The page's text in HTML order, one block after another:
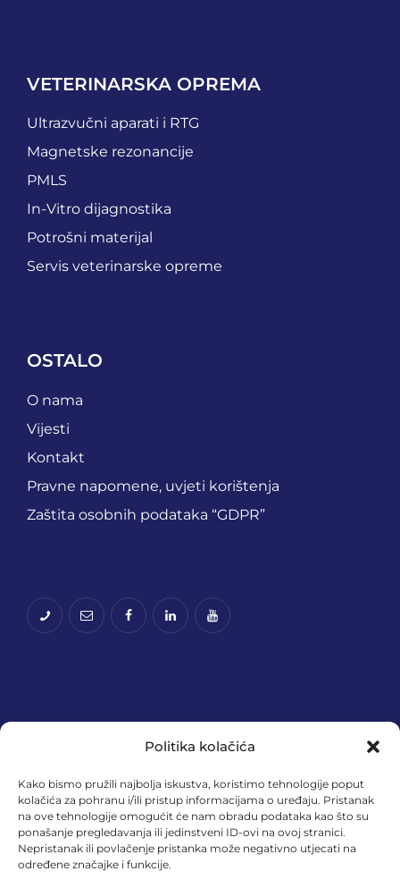
Politika kolačića
Kako bismo pružili najbolja iskustva, koristimo tehnologije poput
kolačića za pohranu i/ili pristup informacijama o uređaju. Pristanak
na ove tehnologije omogućit će nam obradu podataka kao što su
ponašanje pregledavanja ili jedinstveni ID-ovi na ovoj stranici.
Nepristanak ili povlačenje pristanka može negativno utjecati na
određene značajke i funkcije.
VETERINARSKA OPREMA
Ultrazvučni aparati i RTG
Magnetske rezonancije
PMLS
In-Vitro dijagnostika
Potrošni materijal
Servis veterinarske opreme
OSTALO
O nama
Vijesti
Kontakt
Pravne napomene, uvjeti korištenja
Zaštita osobnih podataka “GDPR”
Financira Europska unija – NextGenerationEU.
Izneseni stavovi i mišljenja samo su autorova i ne
odražavaju nužno službena stajališta Europske